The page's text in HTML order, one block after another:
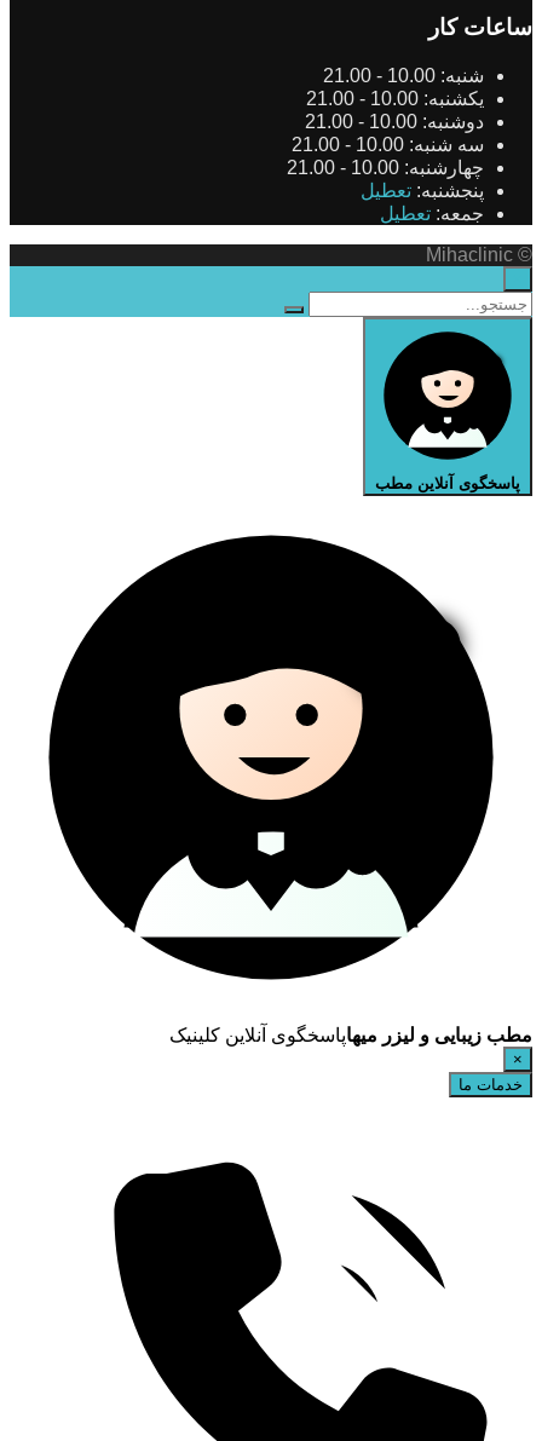
ساعات کار
شنبه: 10.00 - 21.00
یکشنبه: 10.00 - 21.00
دوشنبه: 10.00 - 21.00
سه شنبه: 10.00 - 21.00
چهارشنبه: 10.00 - 21.00
پنجشنبه: تعطیل
جمعه: تعطیل
© Mihaclinic
پاسخگوی آنلاین مطب
مطب زیبایی و لیزر میهاپاسخگوی آنلاین کلینیک
×
خدمات ما